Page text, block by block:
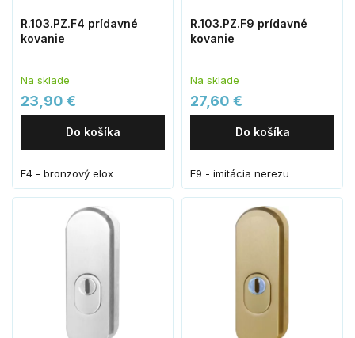
R.103.PZ.F4 prídavné
kovanie
Na sklade
23,90 €
Do košíka
F4 - bronzový elox
R.103.PZ.F9 prídavné
kovanie
Na sklade
27,60 €
Do košíka
F9 - imitácia nerezu